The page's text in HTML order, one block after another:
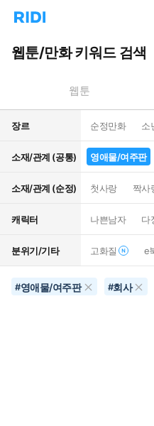
리
홈
으
턴
트
웹툰/만화 키워드 검색
웹툰
장르 순정만화 소
소재/관계 (공통) 영애물/여주판
소재/관계 (순정) 첫사랑 짝사
캐릭터 나쁜남자 다
분위기/기타 고화질 e
#영애물/여주판 #회사